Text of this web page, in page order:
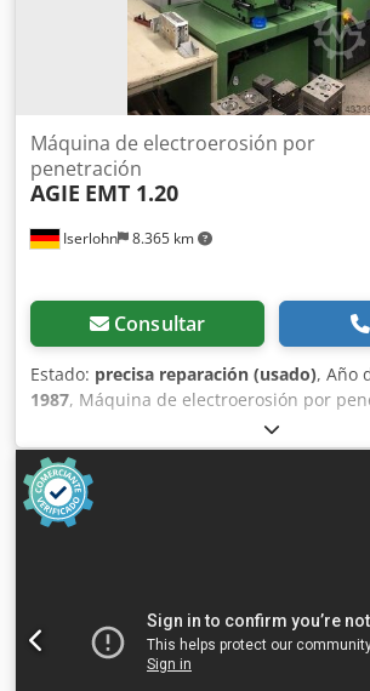
Iserlohn 8.365 km
Máquina de electroerosión por
penetración
AGIE EMT 1.20
Consultar
Estado: precisa reparación (usado), Año
1987, Máquina de electroerosión por
fabricante AGIE, modelo EMT 1.20, año
1987. Credsix Nqhepfx Am Rsf
mm, Z 200 mm, con cabezal de ajuste R3.
adicionales en la ficha técnica.